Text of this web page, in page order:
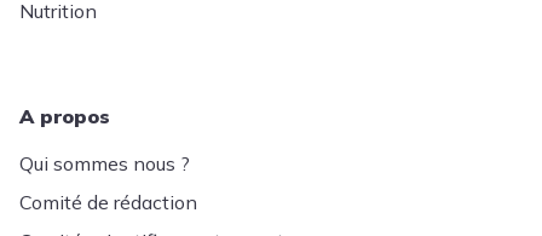
Nutrition
A propos
Qui sommes nous ?
Comité de rédaction